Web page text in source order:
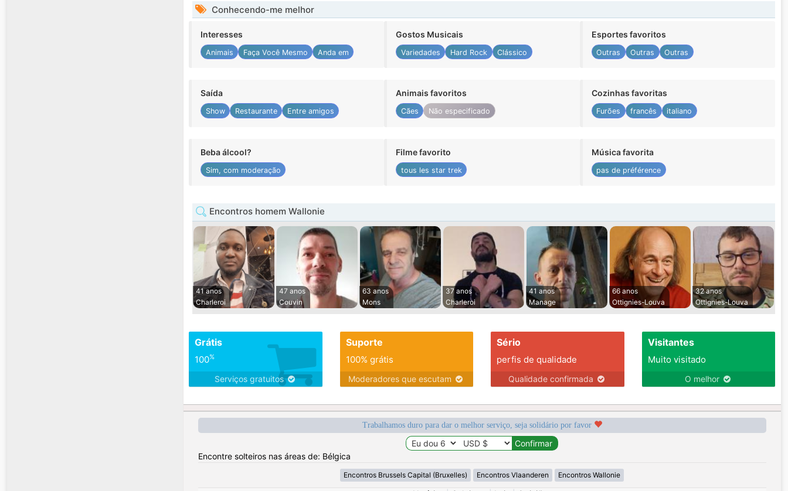
Conhecendo-me melhor
Interesses
Animais Faça Você Mesmo Anda em
Gostos Musicais
Variedades Hard Rock Clássico
Esportes favoritos
Outras Outras Outras
Saída
Show Restaurante Entre amigos
Animais favoritos
Cães Não especificado
Cozinhas favoritas
Furões francês italiano
Beba álcool?
Sim, com moderação
Filme favorito
tous les star trek
Música favorita
pas de préférence
Encontros homem Wallonie
41 anos
Charleroi
47 anos
Couvin
63 anos
Mons
37 anos
Charleroi
41 anos
Manage
66 anos
Ottignies-Louva
32 anos
Ottignies-Louva
Grátis
100%
Serviços gratuitos
Suporte
100% grátis
Moderadores que escutam
Sério
perfis de qualidade
Qualidade confirmada
Visitantes
Muito visitado
O melhor
Trabalhamos duro para dar o melhor serviço, seja solidário por favor
Encontre solteiros nas áreas de: Bélgica
Encontros Brussels Capital (Bruxelles) Encontros Vlaanderen Encontros Wallonie